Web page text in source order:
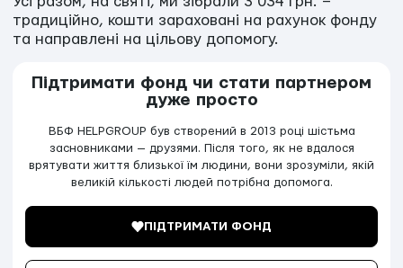
традиційно, кошти зараховані на рахунок фонду
та направлені на цільову допомогу.
Підтримати фонд чи стати партнером
дуже просто
ВБФ HELPGROUP був створений в 2013 році шістьма
засновниками — друзями. Після того, як не вдалося
врятувати життя близької їм людини, вони зрозуміли, якій
великій кількості людей потрібна допомога.
ПІДТРИМАТИ ФОНД